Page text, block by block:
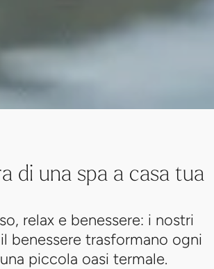
di una spa a casa tua
benessere trasformano ogni
una piccola oasi termale.